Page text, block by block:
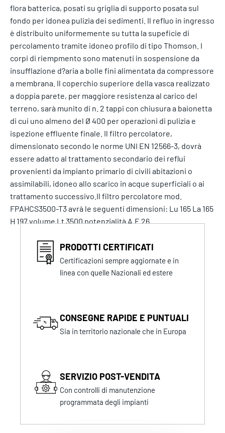
flora batterica, posati su griglia di supporto posata sul
fondo per idonea pulizia dei sedimenti. Il refluo in ingresso
è distribuito uniformemente su tutta la supeficie di
percolamento tramite idoneo profilo di tipo Thomson. I
corpi di riempmento sono matenuti in sospensione da
insufflazione d?aria a bolle fini alimentata da compressore
a membrana. Il coperchio superiore della vasca realizzato
a doppia parete, per maggiore resistenza al carico del
terreno, sarà munito di n. 2 tappi con chiusura a baionetta
di cui uno almeno del Ø 400 per operazioni di pulizia e
ispezione effluente finale. Il filtro percolatore,
dimensionato secondo le norme UNI EN 12566-3, dovrà
essere adatto al trattamento secondario dei reflui
provenienti da impianto primario di civili abitazioni o
assimilabili, idoneo allo scarico in acque superficiali o ai
trattamento successivo.Il filtro percolatore mod.
FPAHCS3500-T3 avrà le seguenti dimensioni: Lu 165 La 165
H 197 volume Lt 3500 potenzialità A.E 26
PRODOTTI CERTIFICATI
Certificazioni sempre aggiornate e in
linea con quelle Nazionali ed estere
CONSEGNE RAPIDE E PUNTUALI
Sia in territorio nazionale che in Europa
SERVIZIO POST-VENDITA
Con controlli di manutenzione
programmata degli impianti